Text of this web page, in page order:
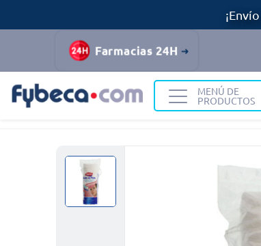
¡Envío
Farmacias 24H
MENÚ DE
PRODUCTOS
Destacados Sorteo SPA Motas